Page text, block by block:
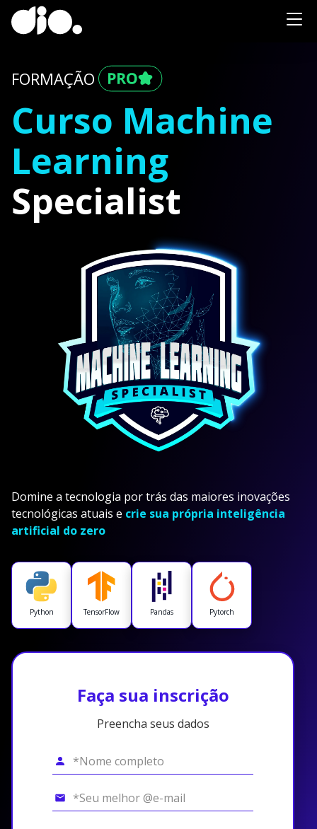
FORMAÇÃO
Curso Machine
Learning
Specialist
Domine a tecnologia por trás das maiores inovações
tecnológicas atuais e crie sua própria inteligência
artificial do zero
Python TensorFlow Pandas Pytorch
Faça sua inscrição
Preencha seus dados